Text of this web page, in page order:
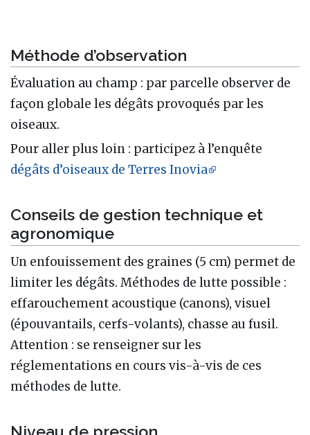
Méthode d’observation
Évaluation au champ : par parcelle observer de
façon globale les dégâts provoqués par les
oiseaux.
Pour aller plus loin : participez à l’enquête
dégâts d’oiseaux de Terres Inovia
Conseils de gestion technique et
agronomique
Un enfouissement des graines (5 cm) permet de
limiter les dégâts. Méthodes de lutte possible :
effarouchement acoustique (canons), visuel
(épouvantails, cerfs-volants), chasse au fusil.
Attention : se renseigner sur les
réglementations en cours vis-à-vis de ces
méthodes de lutte.
Niveau de pression